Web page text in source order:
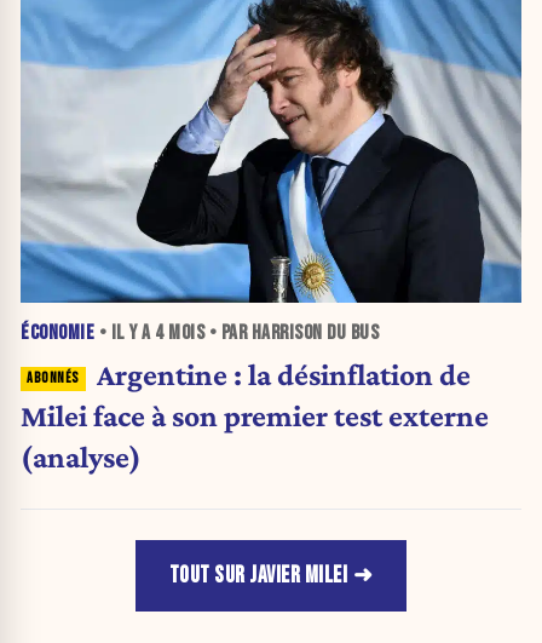
ÉCONOMIE • IL Y A 4 MOIS• PAR HARRISON DU BUS
Argentine : la désinflation de
Milei face à son premier test externe
(analyse)
TOUT SUR JAVIER MILEI